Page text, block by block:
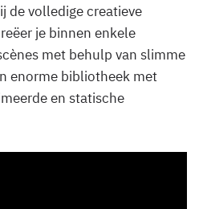
de volledige creatieve
je binnen enkele
met behulp van slimme
enorme bibliotheek met
en statische